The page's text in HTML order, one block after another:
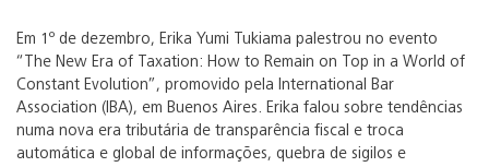
Em 1º de dezembro, Erika Yumi Tukiama palestrou no evento
“The New Era of Taxation: How to Remain on Top in a World of
Constant Evolution”, promovido pela International Bar
Association (IBA), em Buenos Aires. Erika falou sobre tendências
numa nova era tributária de transparência fiscal e troca
automática e global de informações, quebra de sigilos e